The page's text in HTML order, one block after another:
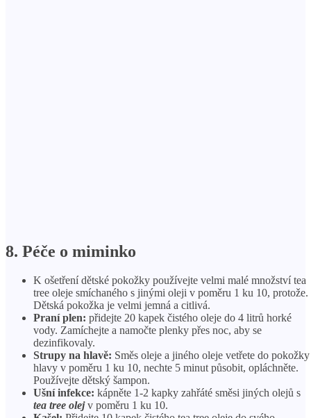
8. Péče o miminko
K ošetření dětské pokožky používejte velmi malé množství tea
tree oleje smíchaného s jinými oleji v poměru 1 ku 10, protože.
Dětská pokožka je velmi jemná a citlivá.
Praní plen: přidejte 20 kapek čistého oleje do 4 litrů horké
vody. Zamíchejte a namočte plenky přes noc, aby se
dezinfikovaly.
Strupy na hlavě: Směs oleje a jiného oleje vetřete do pokožky
hlavy v poměru 1 ku 10, nechte 5 minut působit, opláchněte.
Používejte dětský šampon.
Ušní infekce: kápněte 1-2 kapky zahřáté směsi jiných olejů s
tea tree olejv poměru 1 ku 10.